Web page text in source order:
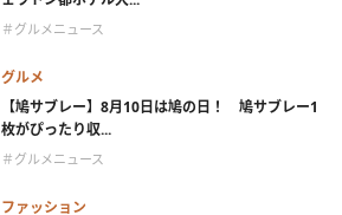
＃グルメニュース
グルメ
【鳩サブレー】8月10日は鳩の日！ 鳩サブレー1
枚がぴったり収...
＃グルメニュース
ファッション